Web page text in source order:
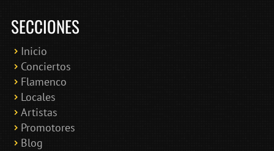
SECCIONES
Inicio
Conciertos
Flamenco
Locales
Artistas
Promotores
Blog